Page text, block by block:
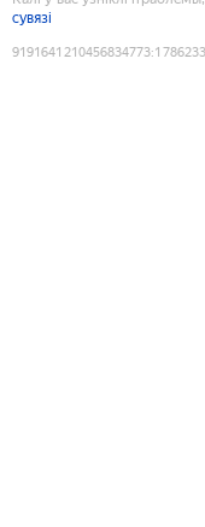
сувязі
9191641210456834773: